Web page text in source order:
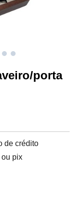
porta
de crédito
ou pix